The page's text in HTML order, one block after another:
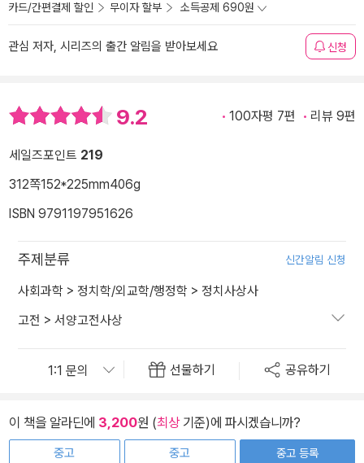
카드/간편결제 할인 무이자 할부 소득공제 690원
관심 저자, 시리즈의 출간 알림을 받아보세요 신청
9.2 100자평 7편 리뷰 9편
세일즈포인트 219
312쪽152*225mm406g
ISBN 9791197951626
주제분류 신간알림 신청
사회과학 > 정치학/외교학/행정학 > 정치사상사
고전 > 서양고전사상
선물하기 공유하기
이 책을 알라딘에 3,200원 (최상기준)에 파시겠습니까?
중고
중고
중고 등록